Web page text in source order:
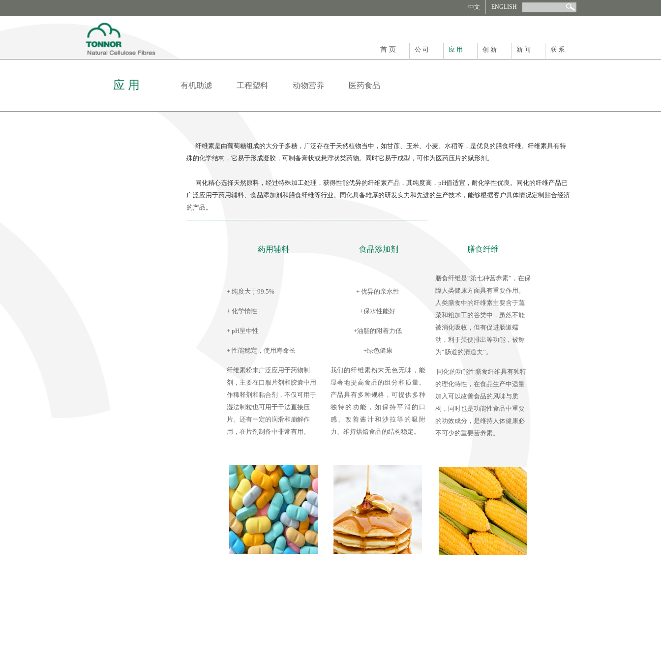
中文 ENGLISH
首 页 公 司 应 用 创 新 新 闻 联 系
应 用 有机助滤 工程塑料 动物营养 医药食品
纤维素是由葡萄糖组成的大分子多糖，广泛存在于天然植物当中，如甘蔗、玉米、小麦、水稻等，是优良的膳食纤维。纤维素具有特
殊的化学结构，它易于形成凝胶，可制备膏状或悬浮状类药物。同时它易于成型，可作为医药压片的赋形剂。
同化精心选择天然原料，经过特殊加工处理，获得性能优异的纤维素产品，其纯度高，pH值适宜，耐化学性优良。同化的纤维产品已
广泛应用于药用辅料、食品添加剂和膳食纤维等行业。同化具备雄厚的研发实力和先进的生产技术，能够根据客户具体情况定制贴合经济
的产品。
---------------------------------------------------------------------------------------------------------------------------
药用辅料 食品添加剂 膳食纤维
+ 纯度大于99.5%
+ 化学惰性
+ pH呈中性
+ 性能稳定，使用寿命长
纤维素粉末广泛应用于药物制
剂，主要在口服片剂和胶囊中用
作稀释剂和粘合剂，不仅可用于
湿法制粒也可用于干法直接压
片。还有一定的润滑和崩解作
用，在片剂制备中非常有用。
+ 优异的亲水性
+保水性能好
+油脂的附着力低
+绿色健康
我们的纤维素粉末无色无味，能
显著地提高食品的组分和质量。
产品具有多种规格，可提供多种
独特的功能，如保持平滑的口
感、改善酱汁和沙拉等的吸附
力、维持烘焙食品的结构稳定。
膳食纤维是“第七种营养素”，在保
障人类健康方面具有重要作用。
人类膳食中的纤维素主要含于蔬
菜和粗加工的谷类中，虽然不能
被消化吸收，但有促进肠道蠕
动，利于粪便排出等功能，被称
为“肠道的清道夫”。
同化的功能性膳食纤维具有独特
的理化特性，在食品生产中适量
加入可以改善食品的风味与质
构，同时也是功能性食品中重要
的功效成分，是维持人体健康必
不可少的重要营养素。